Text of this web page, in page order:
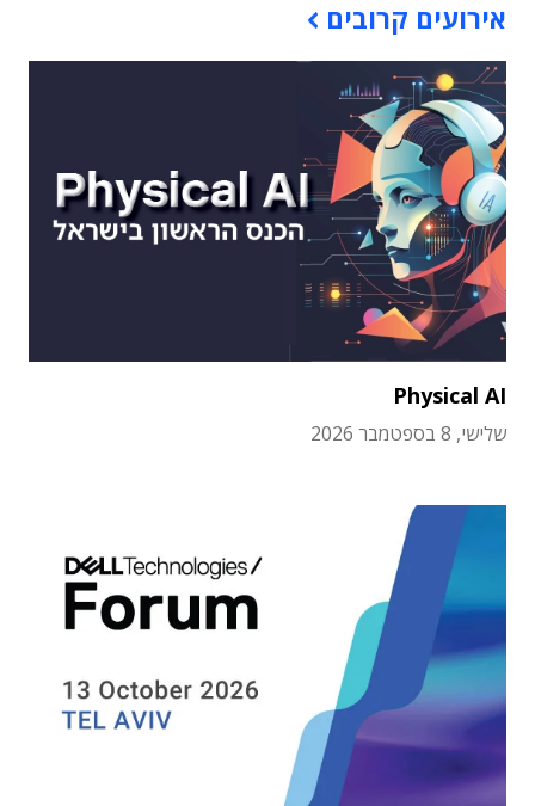
אירועים קרובים
Physical AI
שלישי, 8 בספטמבר 2026